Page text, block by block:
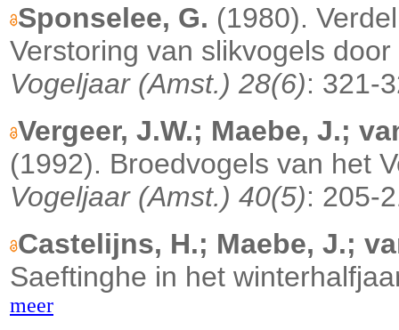
Sponselee, G. (1980).
Verstoring van slikvogels
Vogeljaar (Amst.) 28(6): 321-
Vergeer, J.W.; Maebe, J.;
(1992). Broedvogels van het
Vogeljaar (Amst.) 40(5): 205-
Castelijns, H.; Maebe, J.;
Saeftinghe in het
meer